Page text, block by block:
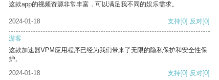
这款app的视频资源非常丰富，可以满足我不同的娱乐需求。
2024-01-18 支持[0] 反对[0]
游客
这款加速器VPM应用程序已经为我们带来了无限的隐私保护和安全性保
护。
2024-01-18
支持[0] 反对[0]